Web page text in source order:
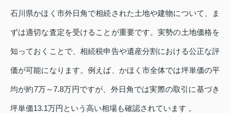
石川県かほく市外日角で相続された土地や建物について、ま
ずは適切な査定を受けることが重要です。実勢の土地価格を
知っておくことで、相続税申告や遺産分割における公正な評
価が可能になります。例えば、かほく市全体では坪単価の平
均が約7万～7.8万円ですが、外日角では実際の取引に基づき
坪単価13.1万円という高い相場も確認されています 。